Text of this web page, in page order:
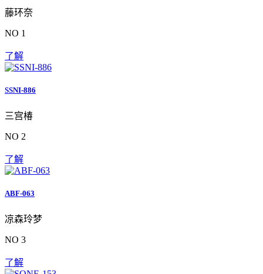
藤环奈
NO 1
了解
SSNI-886
三宫椿
NO 2
了解
ABF-063
凉森玲梦
NO 3
了解